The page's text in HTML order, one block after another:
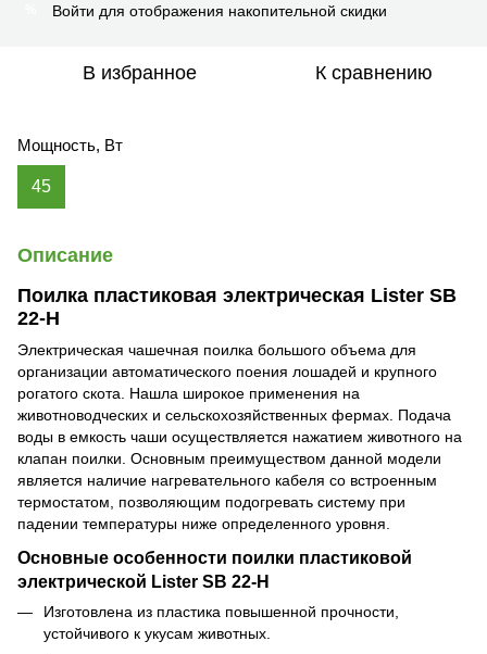
Войти для отображения накопительной скидки
В избранное К сравнению
Мощность, Вт
45
Описание
Поилка пластиковая электрическая Lister SB
22-H
Электрическая чашечная поилка большого объема для
организации автоматического поения лошадей и крупного
рогатого скота. Нашла широкое применения на
животноводческих и сельскохозяйственных фермах. Подача
воды в емкость чаши осуществляется нажатием животного на
клапан поилки. Основным преимуществом данной модели
является наличие нагревательного кабеля со встроенным
термостатом, позволяющим подогревать систему при
падении температуры ниже определенного уровня.
Основные особенности поилки пластиковой
электрической Lister SB 22-H
Изготовлена из пластика повышенной прочности,
устойчивого к укусам животных.